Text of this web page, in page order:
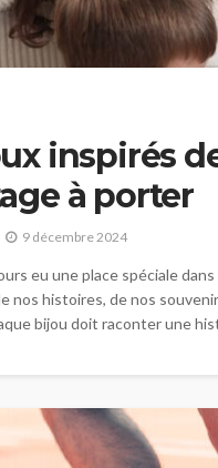
inspirés
à porter
9 décembre 2024
eu une place spéciale
nos histoires, de nos
bijou doit raconter une